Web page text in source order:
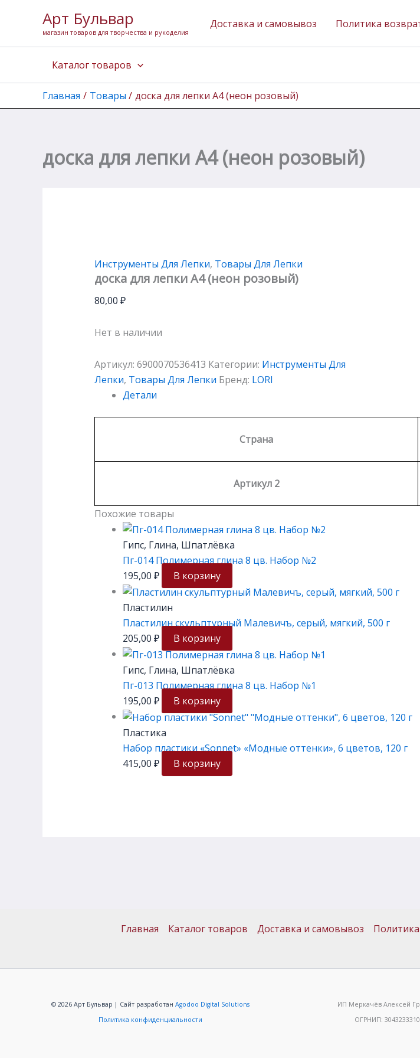
содержимому
Арт Бульвар
магазин товаров для творчества и рукоделия
Доставка и самовывоз Политика
Каталог товаров
Главная Товары доска для лепки А4 (неон розовый)
доска для лепки А4 (неон розовый)
Инструменты Для Лепки, Товары Для Лепки
доска для лепки А4 (неон розовый)
80,00 ₽
Нет в наличии
Артикул: 6900070536413 Категории: Инструменты Для
Лепки, Товары Для Лепки Бренд: LORI
Детали
Страна
Артикул 2
Похожие товары
Гипс, Глина, Шпатлёвка
Пг-014 Полимерная глина 8 цв. Набор №2
195,00 ₽ В корзину
Пластилин
Пластилин скульптурный Малевичъ, серый, мягкий, 500 г
205,00 ₽ В корзину
Гипс, Глина, Шпатлёвка
Пг-013 Полимерная глина 8 цв. Набор №1
195,00 ₽ В корзину
Пластика
Набор пластики «Sonnet» «Модные оттенки», 6 цветов, 120 г
415,00 ₽ В корзину
Главная Каталог товаров Доставка и самовывоз
© 2026 Арт Бульвар | Сайт разработанAgodoo Digital Solutions
Политика конфиденциальности
ИП Меркачёв Алексей
ОГРНИП: